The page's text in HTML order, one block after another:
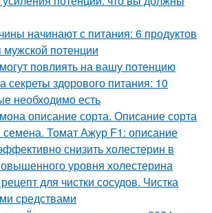
начинают с питания: 6 продуктов
потенции
повлиять на вашу потенцию
секреты здорового питания: 10
необходимо есть
описание сорта. Описание сорта
Томат Ажур F1: описание
снизить холестерин в
уровня холестерина
для чистки сосудов. Чистка
средствами